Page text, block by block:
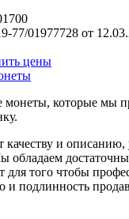
01977728 от
цены
монеты, которые мы
качеству и
обладаем
для того чтобы
и подлинность